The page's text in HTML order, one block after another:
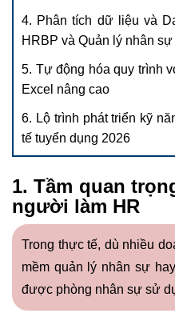
4. Phân tích dữ liệu và
HRBP và Quản lý nhân sự
5. Tự động hóa quy trình
Excel nâng cao
6. Lộ trình phát triển kỹ
tế tuyển dụng 2026
1. Tầm quan
người làm HR
Trong thực tế, dù nhiều
mềm quản lý nhân sự
được phòng nhân sự sử